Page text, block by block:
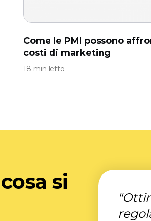
Come le PMI possono
costi di marketing
18 min letto
si